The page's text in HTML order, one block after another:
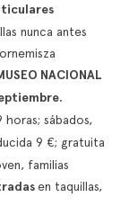
nunca antes
NACIONAL
horas; sábados,
9 €; gratuita
familias
en taquillas,